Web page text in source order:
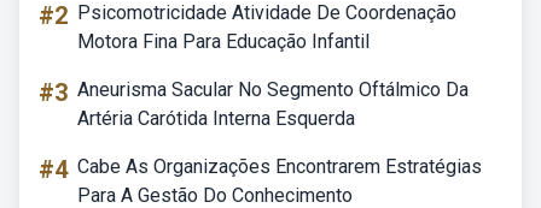
#2 Psicomotricidade Atividade De Coordenação
Motora Fina Para Educação Infantil
#3 Aneurisma Sacular No Segmento Oftálmico Da
Artéria Carótida Interna Esquerda
#4 Cabe As Organizações Encontrarem Estratégias
Para A Gestão Do Conhecimento